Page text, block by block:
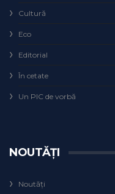
Cultură
Eco
Editorial
În cetate
Un PIC de vorbă
NOUTĂȚI
Noutăți